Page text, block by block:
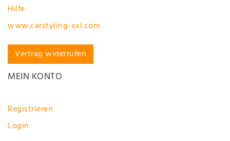
Hilfe
www.carstyling-xxl.com
Vertrag widerrufen
MEIN KONTO
Registrieren
Login